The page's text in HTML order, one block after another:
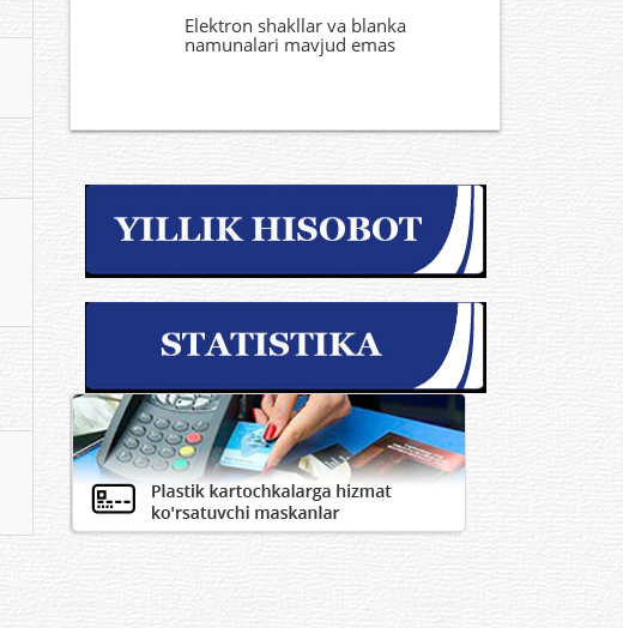
Elektron shakllar va blanka
namunalari mavjud emas